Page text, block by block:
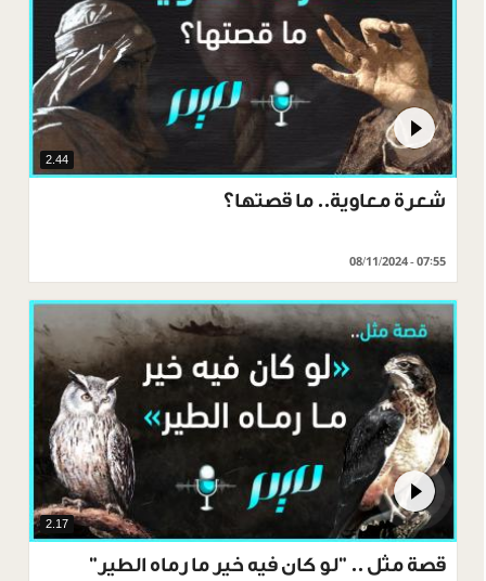
2.44
شعرة معاوية.. ما قصتها؟
08/11/2024 - 07:55
2.17
قصة مثل .. "لو كان فيه خير ما رماه الطير"